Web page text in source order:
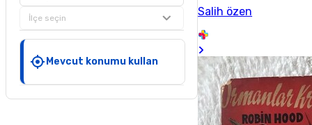
İlçe seçin
Mevcut konumu kullan
Salih özen